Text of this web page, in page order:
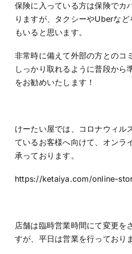
保険に入っている方は保険でカ
りますが、タクシーやUberな
もいると思います。
非常時に備えて外部の方とのコ
しっかり取れるように普段から
をお勧めいたします！
けーたい屋では、コロナウィル
ているお客様へ向けて、オンラ
承っております。
https://ketaiya.com/online-
店舗は臨時営業時間にて変更を
すが、平日は営業を行っており